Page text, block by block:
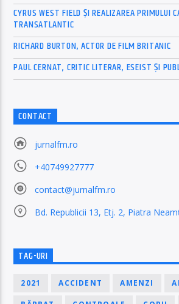
CYRUS WEST FIELD ȘI REALIZAREA PRIMULUI
TRANSATLANTIC
RICHARD BURTON, ACTOR DE FILM BRITANIC
PAUL CERNAT, CRITIC LITERAR, ESEIST ȘI
CONTACT
jurnalfm.ro
+40749927777
contact@jurnalfm.ro
Bd. Republicii 13, Etj. 2, Piatra
TAG-URI
2021 ACCIDENT AMENZI